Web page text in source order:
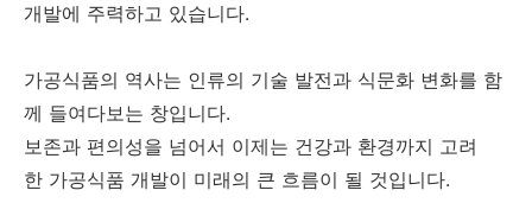
개발에 주력하고 있습니다.
가공식품의 역사는 인류의 기술 발전과 식문화 변화를 함
께 들여다보는 창입니다.
보존과 편의성을 넘어서 이제는 건강과 환경까지 고려
한 가공식품 개발이 미래의 큰 흐름이 될 것입니다.